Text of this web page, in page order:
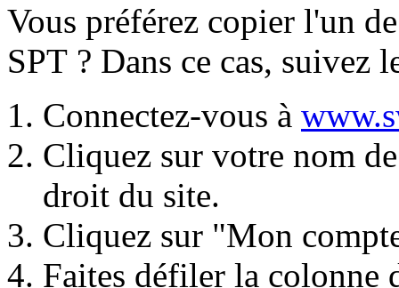
Vous préférez copier l'un
SPT ? Dans ce cas, suivez
Connectez-vous à
Cliquez sur votre nom
droit du site.
Cliquez sur "Mon
Faites défiler la colonne